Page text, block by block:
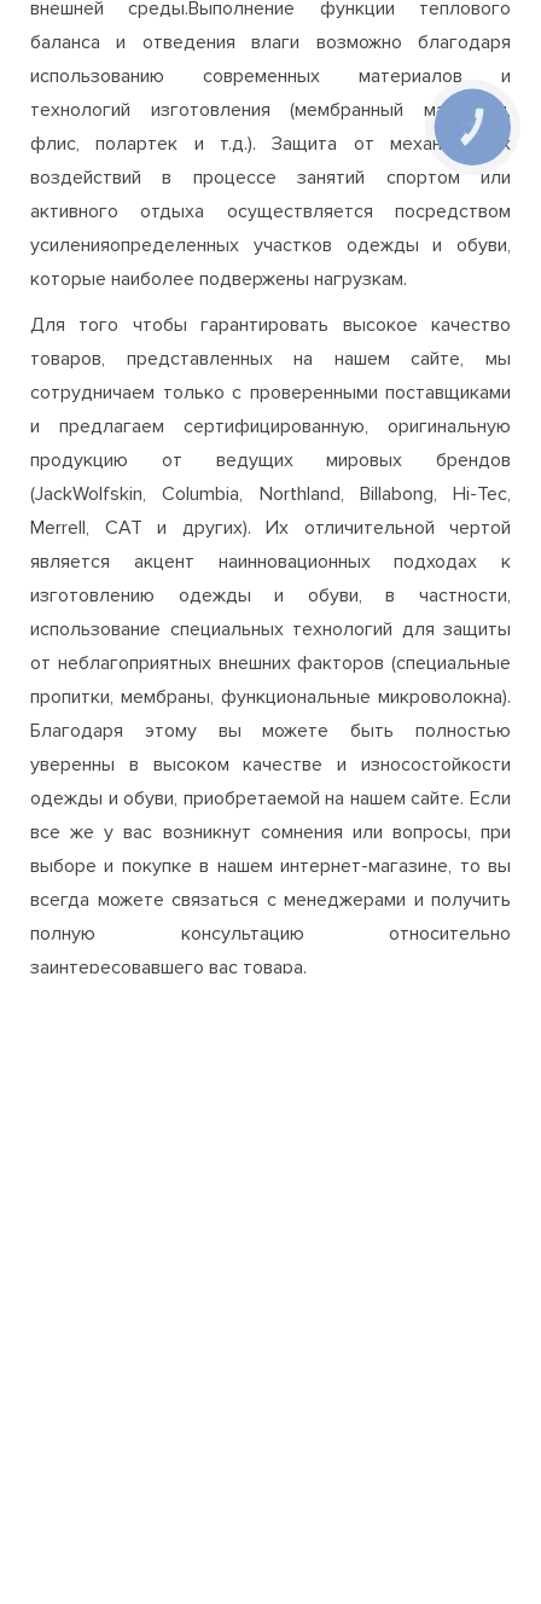
внешней среды.Выполнение функции теплового
баланса и отведения влаги возможно благодаря
использованию современных материалов и
технологий изготовления (мембранный материал,
флис, полартек и т.д.). Защита от механических
воздействий в процессе занятий спортом или
активного отдыха осуществляется посредством
усиленияопределенных участков одежды и обуви,
которые наиболее подвержены нагрузкам.
Для того чтобы гарантировать высокое качество
товаров, представленных на нашем сайте, мы
сотрудничаем только с проверенными поставщиками
и предлагаем сертифицированную, оригинальную
продукцию от ведущих мировых брендов
(JackWolfskin, Columbia, Northland, Billabong, Hi-Tec,
Merrell, CAT и других). Их отличительной чертой
является акцент наинновационных подходах к
изготовлению одежды и обуви, в частности,
использование специальных технологий для защиты
от неблагоприятных внешних факторов (специальные
пропитки, мембраны, функциональные микроволокна).
Благодаря этому вы можете быть полностью
уверенны в высоком качестве и износостойкости
одежды и обуви, приобретаемой на нашем сайте. Если
все же у вас возникнут сомнения или вопросы, при
выборе и покупке в нашем интернет-магазине, то вы
всегда можете связаться с менеджерами и получить
полную консультацию относительно
заинтересовавшего вас товара.